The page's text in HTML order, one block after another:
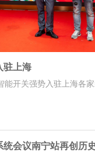
驻上海
能开关强势入驻上海各家
统会议南宁站再创历